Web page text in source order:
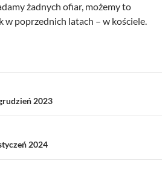
żadnych ofiar, możemy to
w poprzednich latach – w kościele.
2023
2024